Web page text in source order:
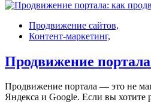
Продвижение сайтов,
Контент-маркетинг,
Продвижение
Продвижение портала — это не
Яндекса и Google. Если вы хотите